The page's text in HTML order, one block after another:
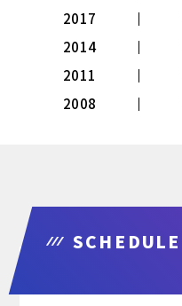
2017
2014
2011
2008
SCHEDULE